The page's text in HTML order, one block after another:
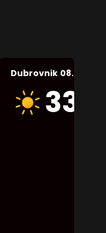
Dubrovnik 08.08.2026.
33